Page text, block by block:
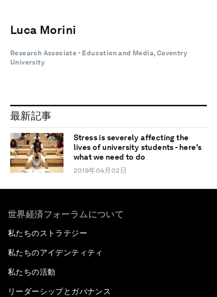
Luca Morini
Research Associate - Education and Media, Coventry
University
最新記事
Stress is severely affecting the
lives of university students - here's
what we need to do
2019年04月02日
世界経済フォーラムについて
私たちのストラテジー
私たちのアイデンティティ
私たちの活動
リーダーシップとガバナンス